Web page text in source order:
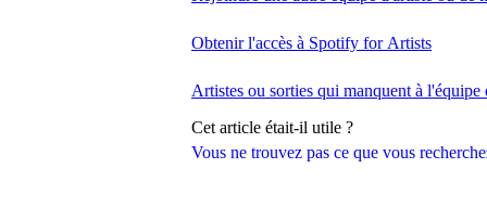
Vous ne trouvez pas ce que vous
Obtenir l'accès à Spotify for Artists
Artistes ou sorties qui manquent à l'équipe
Cet article était-il utile ?